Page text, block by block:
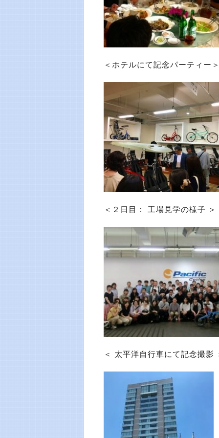
＜ホテルにて記念パーティー
＜２日目： 工場見学の様子 ＞
＜ 太平洋自行車にて記念撮影